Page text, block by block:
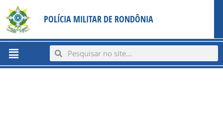
content
para
conteúdo
POLÍCIA MILITAR DE RONDÔNIA
Menu SearchSearch